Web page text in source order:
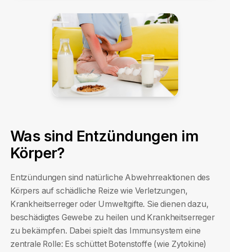
Was sind Entzündungen im
Körper?
Entzündungen sind natürliche Abwehrreaktionen des
Körpers auf schädliche Reize wie Verletzungen,
Krankheitserreger oder Umweltgifte. Sie dienen dazu,
beschädigtes Gewebe zu heilen und Krankheitserreger
zu bekämpfen. Dabei spielt das Immunsystem eine
zentrale Rolle: Es schüttet Botenstoffe (wie Zytokine)